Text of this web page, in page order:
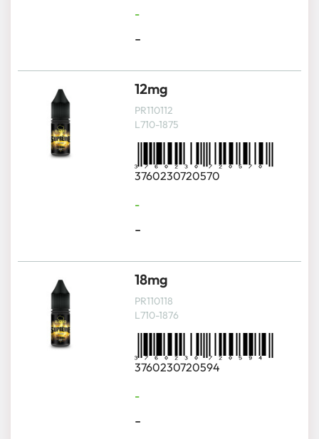
-
-
12mg
PR110112
L710-1875
3760230720570
-
-
18mg
PR110118
L710-1876
3760230720594
-
-